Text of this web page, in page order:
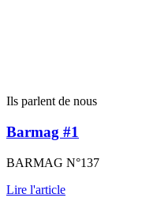
Ils parlent de nous
Barmag #1
BARMAG N°137
Lire l'article